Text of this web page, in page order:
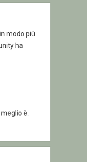
modo più
ha
è.